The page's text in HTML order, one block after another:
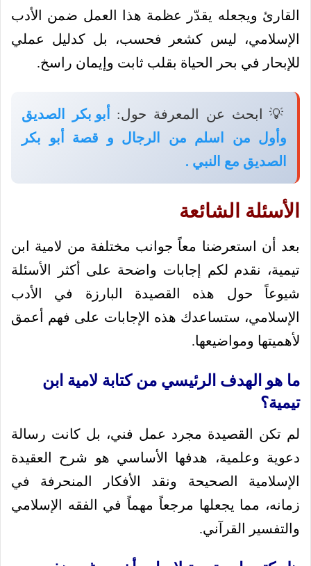
القارئ ويجعله يقدّر عظمة هذا العمل ضمن الأدب
الإسلامي، ليس كشعر فحسب، بل كدليل عملي
للإبحار في بحر الحياة بقلب ثابت وإيمان راسخ.
💡 ابحث عن المعرفة حول:
أبو بكر الصديق
وأول من اسلم من الرجال و قصة أبو بكر
الصديق مع النبي .
الأسئلة الشائعة
بعد أن استعرضنا معاً جوانب مختلفة من لامية ابن
تيمية، نقدم لكم إجابات واضحة على أكثر الأسئلة
شيوعاً حول هذه القصيدة البارزة في الأدب
الإسلامي، ستساعدك هذه الإجابات على فهم أعمق
لأهميتها ومواضيعها.
ما هو الهدف الرئيسي من كتابة لامية ابن
تيمية؟
لم تكن القصيدة مجرد عمل فني، بل كانت رسالة
دعوية وعلمية، هدفها الأساسي هو شرح العقيدة
الإسلامية الصحيحة ونقد الأفكار المنحرفة في
زمانه، مما يجعلها مرجعاً مهماً في الفقه الإسلامي
والتفسير القرآني.